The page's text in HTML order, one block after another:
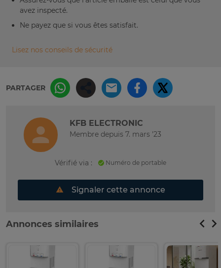
avez inspecté.
Ne payez que si vous êtes satisfait.
Lisez nos conseils de sécurité
PARTAGER
KFB ELECTRONIC
Membre depuis 7. mars '23
Vérifié via : Numéro de portable
Signaler cette annonce
Annonces similaires